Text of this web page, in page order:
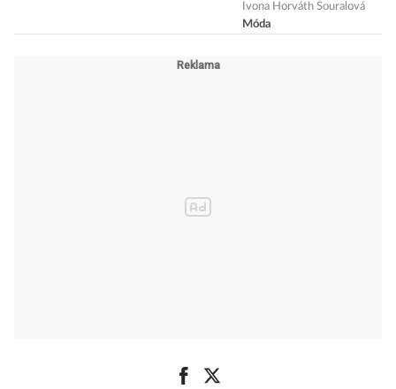
podzimní šaty za
poslední léta si
Ivona Horváth Souralová
Móda